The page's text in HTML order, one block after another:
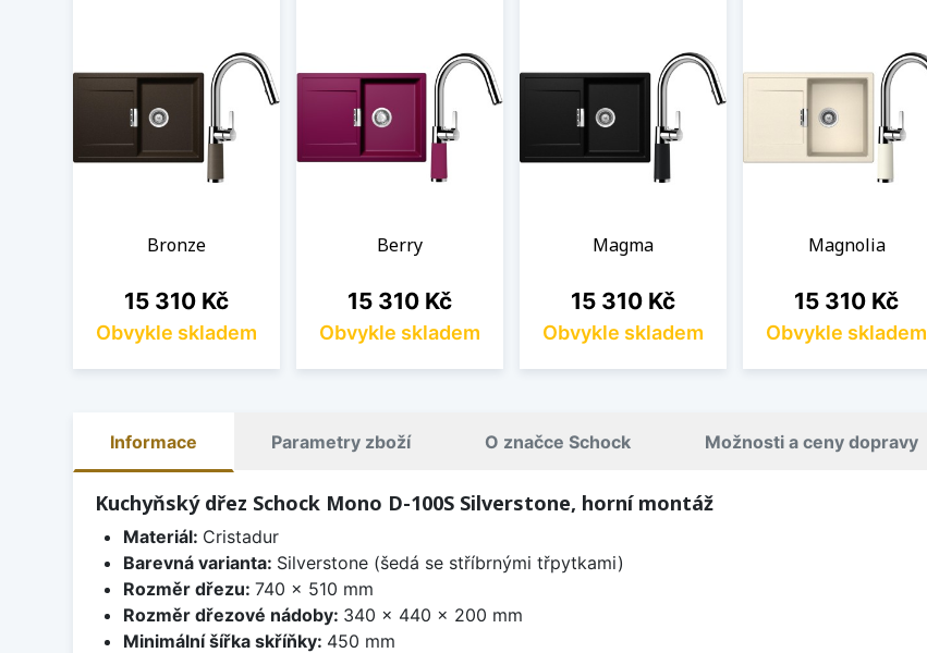
Bronze
Cena
15 310 Kč
Obvykle skladem
Berry
Cena
15 310 Kč
Obvykle skladem
Magma
Cena
15 310 Kč
Obvykle skladem
Magnolia
Cena
15 310 Kč
Obvykle skladem
Informace Parametry zboží O značce Schock Možnosti a ceny dopravy
Kuchyňský dřez Schock Mono D-100S Silverstone, horní montáž
Materiál: Cristadur
Barevná varianta: Silverstone (šedá se stříbrnými třpytkami)
Rozměr dřezu: 740 x 510 mm
Rozměr dřezové nádoby: 340 x 440 x 200 mm
Minimální šířka skříňky: 450 mm